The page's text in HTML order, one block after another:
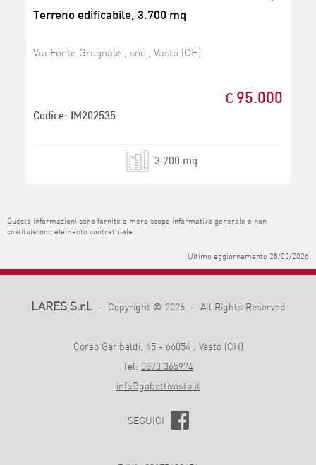
Terreno edificabile, 3.700 mq
Via Fonte Grugnale , snc , Vasto (CH)
€ 95.000
Codice: IM202535
3.700 mq
Queste informazioni sono fornite a mero scopo informativo generale e non
costituiscono elemento contrattuale.
Ultimo aggiornamento 28/02/2026
LARES S.r.l.- Copyright © 2026 - All Rights Reserved
Corso Garibaldi, 45 - 66054 , Vasto (CH)
Tel: 0873 365974
info@gabettivasto.it
SEGUICI